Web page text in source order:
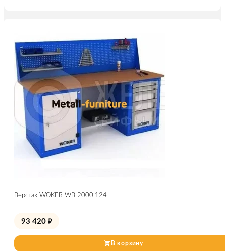
Верстак WOKER WB 2000.124
93 420 ₽
В корзину